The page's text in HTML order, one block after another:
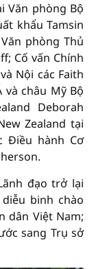
Văn phòng Bộ
khẩu Tamsin
phòng Thủ
Cố vấn Chính
Nội các Faith
châu Mỹ Bộ
Deborah
Zealand tại
Điều hành Cơ
đạo trở lại
binh chào
dân Việt Nam;
sang Trụ sở